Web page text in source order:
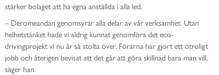
stärker bolaget att ha egna anställda i alla led.
– Deromeandan genomsyrar alla delar av vår verksamhet. Utan
helhetstänket hade vi aldrig kunnat genomföra det eco-
drivingprojekt vi nu är så stolta över. Förarna har gjort ett otroligt
jobb och återigen bevisat att det går att göra skillnad bara man vill,
säger han.